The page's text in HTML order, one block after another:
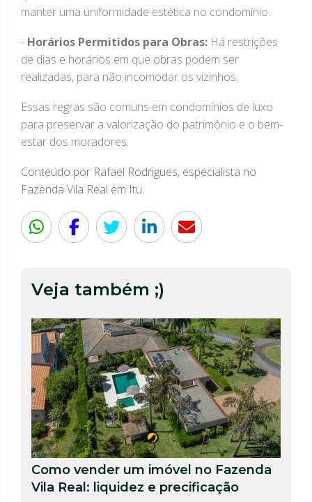
manter uma uniformidade estética no condomínio.
- Horários Permitidos para Obras: Há restrições
de dias e horários em que obras podem ser
realizadas, para não incomodar os vizinhos.
Essas regras são comuns em condomínios de luxo
para preservar a valorização do patrimônio e o bem-
estar dos moradores.
Conteúdo por Rafael Rodrigues, especialista no
Fazenda Vila Real em Itu.
Veja também ;)
Como vender um imóvel no Fazenda
Vila Real: liquidez e precificação